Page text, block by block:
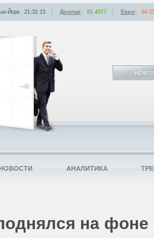
на
Йорк 21:32 15 Доллар: 81.4077 Евро:
АНАЛИТИКА